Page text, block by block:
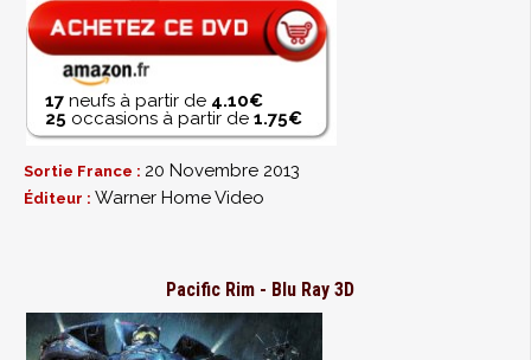
17 neufs à partir de 4.10€
25 occasions à partir de 1.75€
Sortie France : 20 Novembre 2013
Éditeur : Warner Home Video
Pacific Rim - Blu Ray 3D